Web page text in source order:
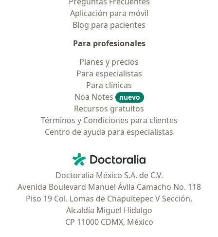
Aplicación para móvil
Blog para pacientes
Para profesionales
Planes y precios
Para especialistas
Para clínicas
Noa Notes
nuevo
Recursos gratuitos
Términos y Condiciones para clientes
Centro de ayuda para especialistas
Doctoralia - Página de inicio
Doctoralia México S.A. de C.V.
Avenida Boulevard Manuel Ávila Camacho No. 118
Piso 19 Col. Lomas de Chapultepec V Sección,
Alcaldía Miguel Hidalgo
CP 11000 CDMX, México